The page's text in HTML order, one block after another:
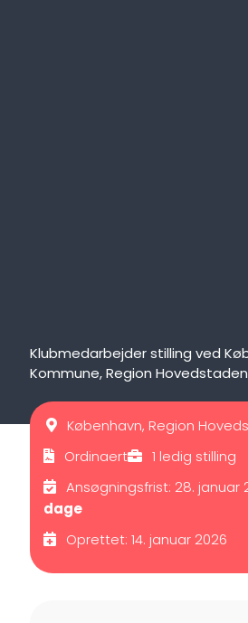
Klubmedarbejder stilling ved
Kommune, Region Hovedstaden
København, Region
Ordinaert
1 ledig stilling
Ansøgningsfrist: 28. januar
dage
Oprettet: 14. januar 2026